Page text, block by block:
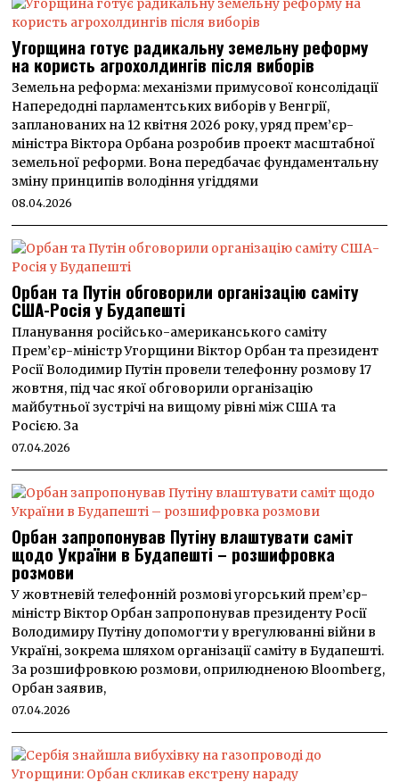
Угорщина готує радикальну земельну реформу
на користь агрохолдингів після виборів
Земельна реформа: механізми примусової консолідації
Напередодні парламентських виборів у Венгрії,
запланованих на 12 квітня 2026 року, уряд прем’єр-
міністра Віктора Орбана розробив проект масштабної
земельної реформи. Вона передбачає фундаментальну
зміну принципів володіння угіддями
08.04.2026
Орбан та Путін обговорили організацію саміту
США-Росія у Будапешті
Планування російсько-американського саміту
Прем’єр-міністр Угорщини Віктор Орбан та президент
Росії Володимир Путін провели телефонну розмову 17
жовтня, під час якої обговорили організацію
майбутньої зустрічі на вищому рівні між США та
Росією. За
07.04.2026
Орбан запропонував Путіну влаштувати саміт
щодо України в Будапешті – розшифровка
розмови
У жовтневій телефонній розмові угорський прем’єр-
міністр Віктор Орбан запропонував президенту Росії
Володимиру Путіну допомогти у врегулюванні війни в
Україні, зокрема шляхом організації саміту в Будапешті.
За розшифровкою розмови, оприлюдненою Bloomberg,
Орбан заявив,
07.04.2026